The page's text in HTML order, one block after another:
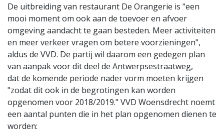
De uitbreiding van restaurant De Orangerie is "een
mooi moment om ook aan de toevoer en afvoer
omgeving aandacht te gaan besteden. Meer activiteiten
en meer verkeer vragen om betere voorzieningen",
aldus de VVD. De partij wil daarom een gedegen plan
van aanpak voor dit deel de Antwerpsestraatweg,
dat de komende periode nader vorm moeten krijgen
"zodat dit ook in de begrotingen kan worden
opgenomen voor 2018/2019." VVD Woensdrecht noemt
een aantal punten die in het plan opgenomen dienen te
worden: